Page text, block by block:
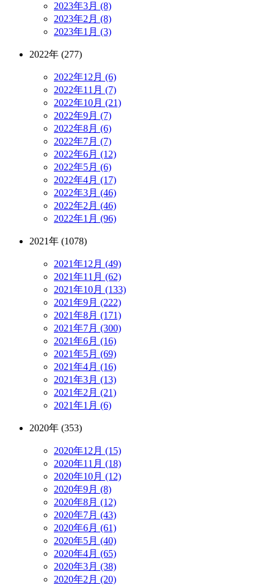
2023年3月 (8)
2023年2月 (8)
2023年1月 (3)
2022年 (277)
2022年12月 (6)
2022年11月 (7)
2022年10月 (21)
2022年9月 (7)
2022年8月 (6)
2022年7月 (7)
2022年6月 (12)
2022年5月 (6)
2022年4月 (17)
2022年3月 (46)
2022年2月 (46)
2022年1月 (96)
2021年 (1078)
2021年12月 (49)
2021年11月 (62)
2021年10月 (133)
2021年9月 (222)
2021年8月 (171)
2021年7月 (300)
2021年6月 (16)
2021年5月 (69)
2021年4月 (16)
2021年3月 (13)
2021年2月 (21)
2021年1月 (6)
2020年 (353)
2020年12月 (15)
2020年11月 (18)
2020年10月 (12)
2020年9月 (8)
2020年8月 (12)
2020年7月 (43)
2020年6月 (61)
2020年5月 (40)
2020年4月 (65)
2020年3月 (38)
2020年2月 (20)